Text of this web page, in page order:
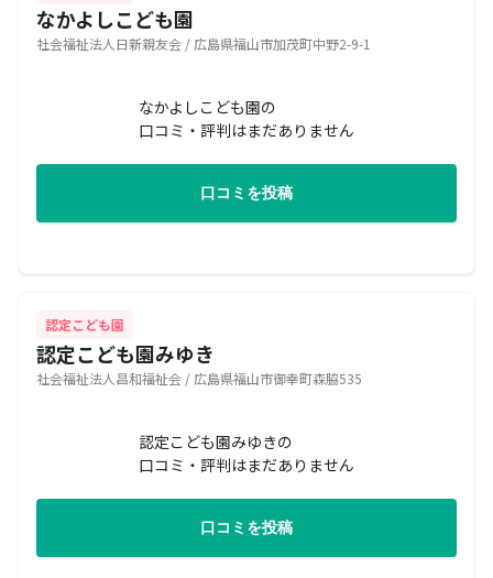
なかよしこども園
社会福祉法人日新親友会 / 広島県福山市加茂町中野2-9-1
なかよしこども園の
口コミ・評判はまだありません
口コミを投稿
認定こども園
認定こども園みゆき
社会福祉法人昌和福祉会 / 広島県福山市御幸町森脇535
認定こども園みゆきの
口コミ・評判はまだありません
口コミを投稿